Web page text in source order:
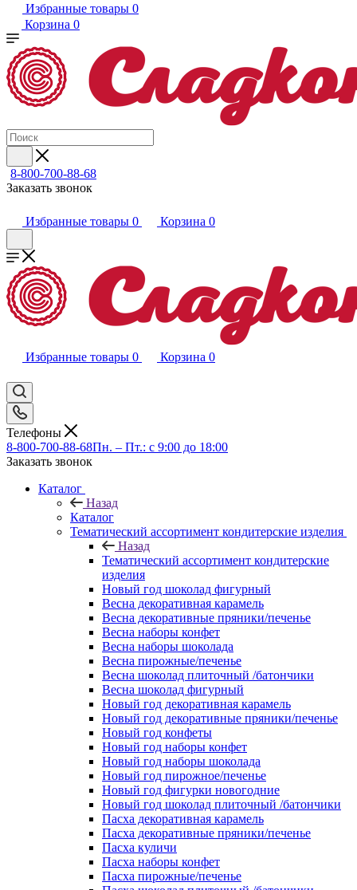
Избранные товары 0
Корзина 0
8-800-700-88-68
Заказать звонок
Избранные товары 0 Корзина 0
Избранные товары 0 Корзина 0
Телефоны
8-800-700-88-68Пн. – Пт.: с 9:00 до 18:00
Заказать звонок
Каталог
Назад
Каталог
Тематический ассортимент кондитерские изделия
Назад
Тематический ассортимент кондитерские
изделия
Новый год шоколад фигурный
Весна декоративная карамель
Весна декоративные пряники/печенье
Весна наборы конфет
Весна наборы шоколада
Весна пирожные/печенье
Весна шоколад плиточный /батончики
Весна шоколад фигурный
Новый год декоративная карамель
Новый год декоративные пряники/печенье
Новый год конфеты
Новый год наборы конфет
Новый год наборы шоколада
Новый год пирожное/печенье
Новый год фигурки новогодние
Новый год шоколад плиточный /батончики
Пасха декоративная карамель
Пасха декоративные пряники/печенье
Пасха куличи
Пасха наборы конфет
Пасха пирожные/печенье